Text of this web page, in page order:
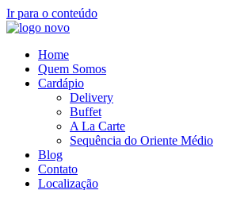
Ir para o conteúdo
Home
Quem Somos
Cardápio
Delivery
Buffet
A La Carte
Sequência do Oriente Médio
Blog
Contato
Localização